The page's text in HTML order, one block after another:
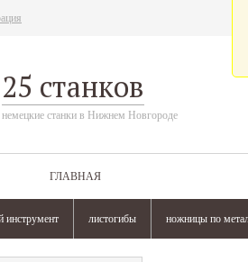
25 станков
немецкие станки в Нижнем Новгороде
ГЛАВНАЯ
инструмент листогибы ножницы по